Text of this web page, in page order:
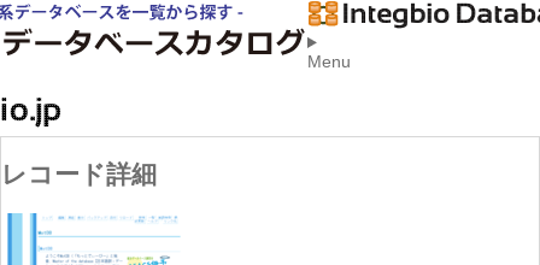
Menu
レコード詳細